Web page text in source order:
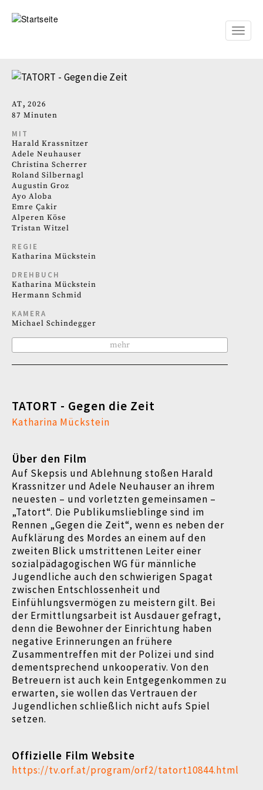
zum
Toggle
AT
2026
87 Minuten
MIT
Harald Krassnitzer
Adele Neuhauser
Christina Scherrer
Roland Silbernagl
Augustin Groz
Ayo Aloba
Emre Çakir
Alperen Köse
Tristan Witzel
REGIE
Katharina Mückstein
DREHBUCH
Katharina Mückstein
Hermann Schmid
KAMERA
Michael Schindegger
mehr
TATORT - Gegen die Zeit
Katharina Mückstein
Über den Film
Auf Skepsis und Ablehnung stoßen Harald
Krassnitzer und Adele Neuhauser an ihrem
neuesten – und vorletzten gemeinsamen –
„Tatort“. Die Publikumslieblinge sind im
Rennen „Gegen die Zeit“, wenn es neben der
Aufklärung des Mordes an einem auf den
zweiten Blick umstrittenen Leiter einer
sozialpädagogischen WG für männliche
Jugendliche auch den schwierigen Spagat
zwischen Entschlossenheit und
Einfühlungsvermögen zu meistern gilt. Bei
der Ermittlungsarbeit ist Ausdauer gefragt,
denn die Bewohner der Einrichtung haben
negative Erinnerungen an frühere
Zusammentreffen mit der Polizei und sind
dementsprechend unkooperativ. Von den
Betreuern ist auch kein Entgegenkommen zu
erwarten, sie wollen das Vertrauen der
Jugendlichen schließlich nicht aufs Spiel
setzen.
Offizielle Film Website
https://tv.orf.at/program/orf2/tatort10844.html